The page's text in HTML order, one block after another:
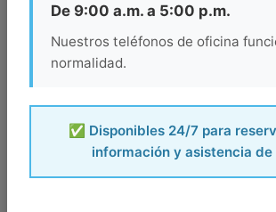
De 9:00 a.m. a 5:00 p.m.
Nuestros teléfonos de oficina
normalidad.
✅ Disponibles 24/7 para
información y asistencia de